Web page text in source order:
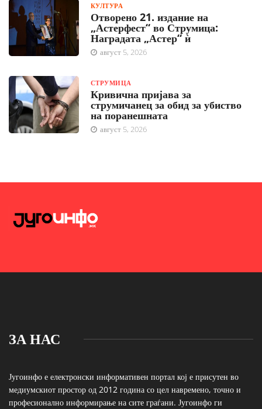
КУЛТУРА
Отворено 21. издание на
„Астерфест“ во Струмица:
Наградата „Астер“ ѝ
август 5, 2026
СТРУМИЦА
Кривична пријава за
струмичанец за обид за убиство
на поранешната
август 5, 2026
ЗА НАС
Југоинфо е електронски информативен портал кој е присутен во
медиумскиот простор од 2012 година со цел навремено, точно и
професионално информирање на сите граѓани. Југоинфо ги